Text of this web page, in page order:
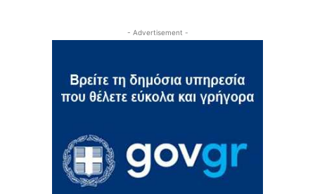
- Advertisement -